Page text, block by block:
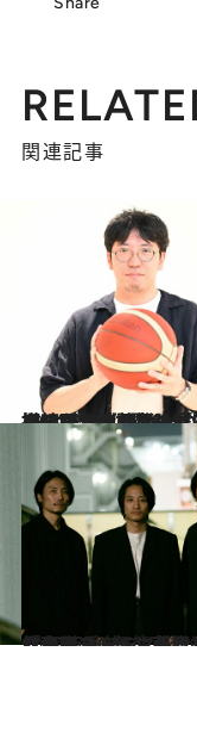
関連記事
2024.6.6
【初めから読む】「フィンランド戦の涙の意味も初めは…」バスケAKATSUKI JAPANの激闘を映画化大西雄一監督が描いた“ 追体験”
カルチャー
2024.5.24
「エキストラ以外仕事がなかった(笑)」 藤原季節×林 知亜季×毎熊克哉 映画『東京ランドマーク』制作秘話
カルチャー